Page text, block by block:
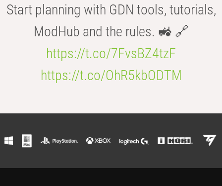
Start planning with GDN tools, tutorials,
ModHub and the rules. 🚜 🔗
https://t.co/7FvsBZ4tzF
https://t.co/OhR5kbODTM